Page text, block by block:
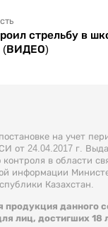
стрельбу в
(ВИДЕО)
на учет
от 24.04.2017 г.
контроля в области
информации
Казахстан.
данного
лиц, достигших 18